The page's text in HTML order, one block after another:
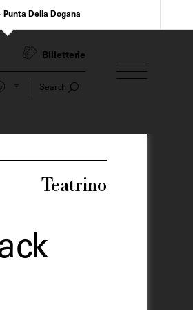
Punta Della Dogana
Billetterie
Search
Teatrino